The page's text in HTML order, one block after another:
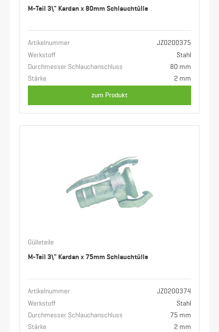
M-Teil 3\" Kardan x 80mm Schlauchtülle
Artikelnummer
JZ0200375
Werkstoff
Stahl
Durchmesser Schlauchanschluss
80 mm
Stärke
2 mm
zum Produkt
Gülleteile
M-Teil 3\" Kardan x 75mm Schlauchtülle
Artikelnummer
JZ0200374
Werkstoff
Stahl
Durchmesser Schlauchanschluss
75 mm
Stärke
2 mm